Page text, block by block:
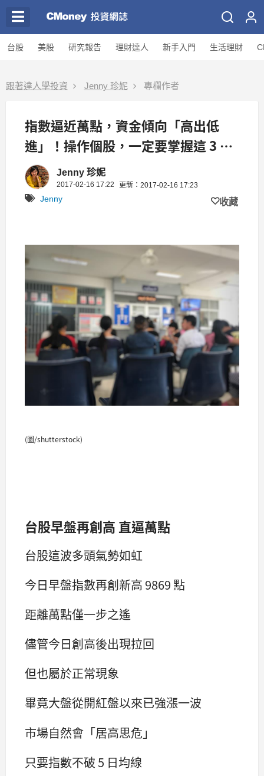
台股 美股 研究報告 理財達人 新手入門 生活理財
跟著達人學投資 Jenny 珍妮 專欄作者
指數逼近萬點，資金傾向「高出低
進」！操作個股，一定要掌握這 3 件
事.. (含主力悄悄吃貨股)
Jenny 珍妮
2017-02-16 17:22 更新：2017-02-16 17:23
Jenny 收藏
(圖/shutterstock)
台股早盤再創高 直逼萬點
台股這波多頭氣勢如虹
今日早盤指數再創新高 9869 點
距離萬點僅一步之遙
儘管今日創高後出現拉回
但也屬於正常現象
畢竟大盤從開紅盤以來已強漲一波
市場自然會「居高思危」
只要指數不破 5 日均線